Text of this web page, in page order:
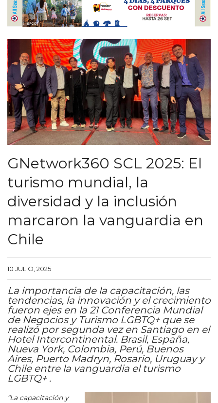
GNetwork360 SCL 2025: El
turismo mundial, la
diversidad y la inclusión
marcaron la vanguardia en
Chile
10 JULIO, 2025
La importancia de la capacitación, las
tendencias, la innovación y el crecimiento
fueron ejes en la 21 Conferencia Mundial
de Negocios y Turismo LGBTQ+ que se
realizó por segunda vez en Santiago en el
Hotel Intercontinental. Brasil, España,
Nueva York, Colombia, Perú, Buenos
Aires, Puerto Madryn, Rosario, Uruguay y
Chile entre la vanguardia el turismo
LGBTQ+ .
“La capacitación y